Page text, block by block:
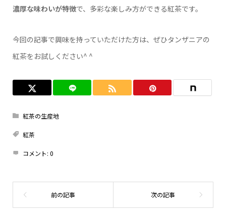
濃厚な味わいが特徴で、多彩な楽しみ方ができる紅茶です。
今回の記事で興味を持っていただけた方は、ぜひタンザニアの
紅茶をお試しください^ ^
紅茶の生産地
紅茶
コメント: 0